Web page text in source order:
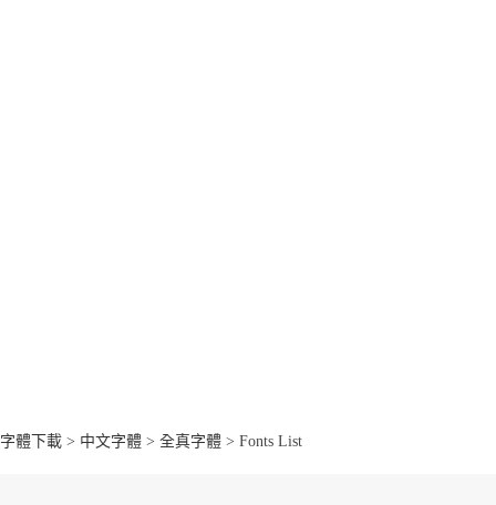
字體下載 > 中文字體 > 全真字體 > Fonts List